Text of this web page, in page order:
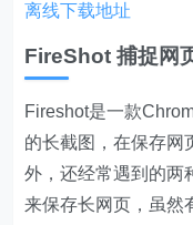
离线下载地址
FireShot 捕捉网
Fireshot是一款
的长截图，在保存网
外，还经常遇到的两
来保存长网页，虽然